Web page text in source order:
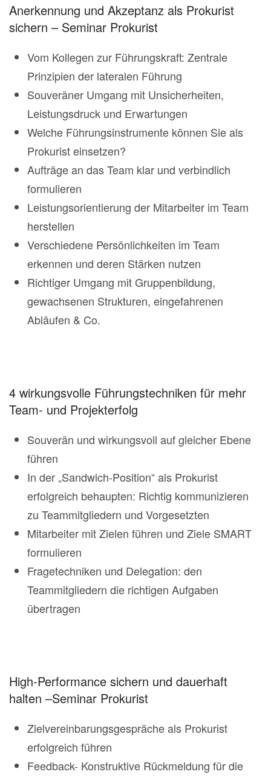
Anerkennung und Akzeptanz als Prokurist
sichern – Seminar Prokurist
Vom Kollegen zur Führungskraft: Zentrale
Prinzipien der lateralen Führung
Souveräner Umgang mit Unsicherheiten,
Leistungsdruck und Erwartungen
Welche Führungsinstrumente können Sie als
Prokurist einsetzen?
Aufträge an das Team klar und verbindlich
formulieren
Leistungsorientierung der Mitarbeiter im Team
herstellen
Verschiedene Persönlichkeiten im Team
erkennen und deren Stärken nutzen
Richtiger Umgang mit Gruppenbildung,
gewachsenen Strukturen, eingefahrenen
Abläufen & Co.
4 wirkungsvolle Führungstechniken für mehr
Team- und Projekterfolg
Souverän und wirkungsvoll auf gleicher Ebene
führen
In der „Sandwich-Position“ als Prokurist
erfolgreich behaupten: Richtig kommunizieren
zu Teammitgliedern und Vorgesetzten
Mitarbeiter mit Zielen führen und Ziele SMART
formulieren
Fragetechniken und Delegation: den
Teammitgliedern die richtigen Aufgaben
übertragen
High-Performance sichern und dauerhaft
halten –Seminar Prokurist
Zielvereinbarungsgespräche als Prokurist
erfolgreich führen
Feedback- Konstruktive Rückmeldung für die